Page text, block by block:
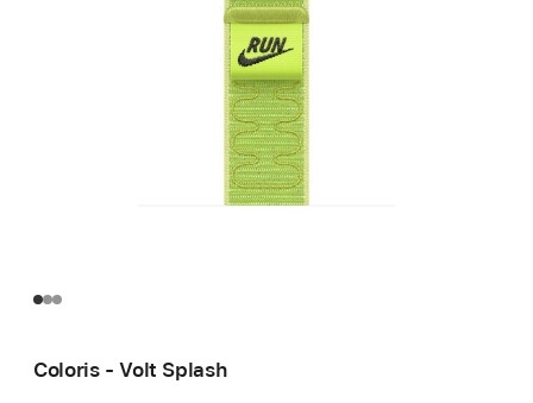
Coloris - Volt Splash